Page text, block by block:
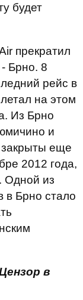
будет
прекратил
Брно. 8
рейс в
на этом
Из Брно
и
еще
2012 года,
Одной из
в Брно стало
в